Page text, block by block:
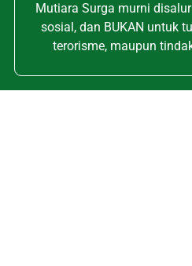
Mutiara Surga murni
sosial, dan BUKAN untuk
terorisme, maupun